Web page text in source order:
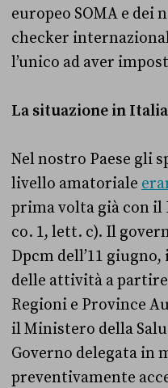
europeo SOMA e
checker
l’unico ad aver
La situazione in Italia
Nel nostro Paese gli
livello amatoriale
prima volta già con il
co. 1, lett. c). Il
Dpcm dell’11
delle attività a
Regioni e Province
il Ministero della
Governo delegata in
preventivamente